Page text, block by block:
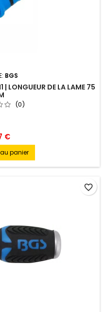
BGS
| LONGUEUR DE LA LAME 75
(0)
€
panier
favorite_border